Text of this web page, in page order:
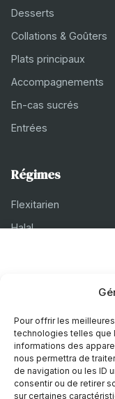
Pour offrir les
technologies telles que
informations des
nous permettra de
de navigation ou les ID
consentir ou de retirer
sur certaines
Desserts
Collations & Goûters
Plats principaux
Accompagnements
En-cas sucrés
Entrées
Régimes
Flexitarien
Halal
À propos
Mentions légales
Politique de
Politique de cookies